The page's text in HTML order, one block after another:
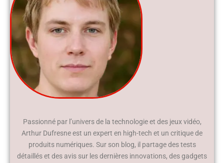
Passionné par l’univers de la technologie et des jeux vidéo,
Arthur Dufresne est un expert en high-tech et un critique de
produits numériques. Sur son blog, il partage des tests
détaillés et des avis sur les dernières innovations, des gadgets